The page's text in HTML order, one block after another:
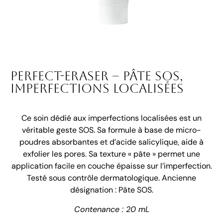
Perfect-Eraser – Pâte SOS,
imperfections localisées
Ce soin dédié aux imperfections localisées est un
véritable geste SOS. Sa formule à base de micro-
poudres absorbantes et d’acide salicylique, aide à
exfolier les pores. Sa texture « pâte » permet une
application facile en couche épaisse sur l’imperfection.
Testé sous contrôle dermatologique. Ancienne
désignation : Pâte SOS.
Contenance : 20 mL